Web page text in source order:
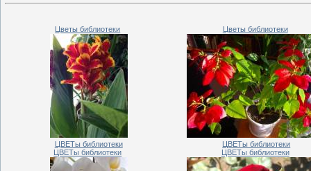
Цветы библиотеки
ЦВЕТы библиотеки
Цветы библиотеки
ЦВЕТы библиотеки
ЦВЕТы библиотеки
ЦВЕТы библиотеки